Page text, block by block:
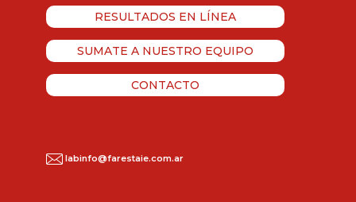
RESULTADOS EN LÍNEA
SUMATE A NUESTRO EQUIPO
CONTACTO
labinfo@farestaie.com.ar